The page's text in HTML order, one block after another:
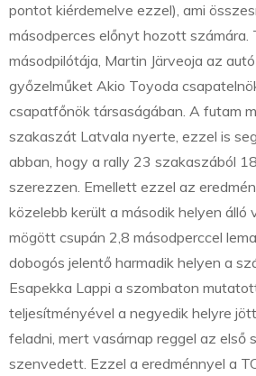
pontot kiérdemelve ezzel), ami
másodperces előnyt hozott számára.
másodpilótája, Martin Järveoja az
győzelműket Akio Toyoda
csapatfőnök társaságában. A futam
szakaszát Latvala nyerte, ezzel is
abban, hogy a rally 23 szakaszából
szerezzen. Emellett ezzel az
közelebb került a második helyen álló
mögött csupán 2,8 másodperccel
dobogós jelentő harmadik helyen a
Esapekka Lappi a szombaton
teljesítményével a negyedik helyre
feladni, mert vasárnap reggel az első
szenvedett. Ezzel a eredménnyel a